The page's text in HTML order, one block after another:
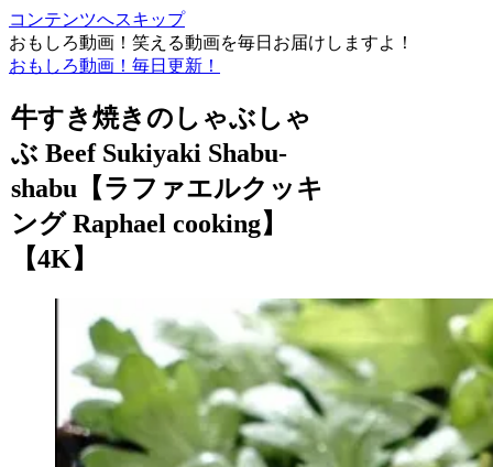
コンテンツへスキップ
おもしろ動画！笑える動画を毎日お届けしますよ！
おもしろ動画！毎日更新！
牛すき焼きのしゃぶしゃ
ぶ Beef Sukiyaki Shabu-
shabu【ラファエルクッキ
ング Raphael cooking】
【4K】